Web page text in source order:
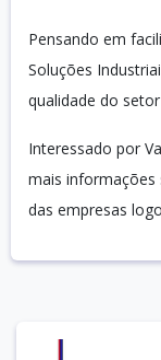
Pensando em
Soluções
qualidade do
Interessado por
mais informações
das empresas